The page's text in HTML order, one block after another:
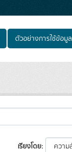
ตัวอย่างการใช้ข้อมูล
เรียงโดย